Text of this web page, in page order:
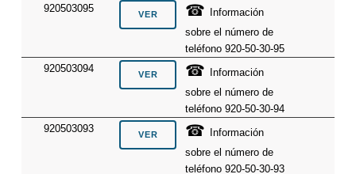
920503095
☎ Información
sobre el número de
teléfono 920-50-30-95
920503094
☎ Información
sobre el número de
teléfono 920-50-30-94
920503093
☎ Información
sobre el número de
teléfono 920-50-30-93